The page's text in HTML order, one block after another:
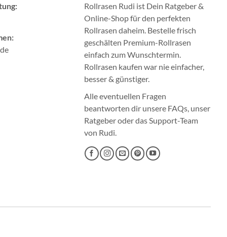
Rollrasen Rudi ist Dein Ratgeber &
Online-Shop für den perfekten
Rollrasen daheim. Bestelle frisch
geschälten Premium-Rollrasen
einfach zum Wunschtermin.
Rollrasen kaufen war nie einfacher,
besser & günstiger.
Alle eventuellen Fragen
beantworten dir unsere FAQs, unser
Ratgeberoder dasSupport-Team
von Rudi.